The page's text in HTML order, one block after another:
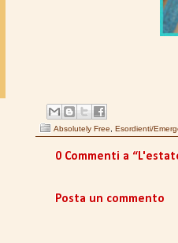
Absolutely Free Esordienti/
0 Commenti a
Posta un commento